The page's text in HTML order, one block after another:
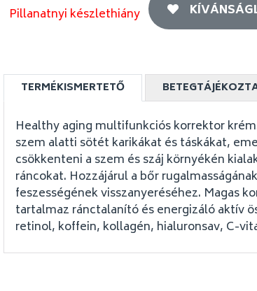
Pillanatnyi készlethiány
TERMÉKISMERTETŐ
Healthy aging multifunkciós korrektor
szem alatti sötét karikákat és táskákat,
csökkenteni a szem és száj környékén
ráncokat. Hozzájárul a bőr
feszességének visszanyeréséhez. Magas
tartalmaz ránctalanító és energizáló aktív
retinol, koffein, kollagén, hialuronsav, C-